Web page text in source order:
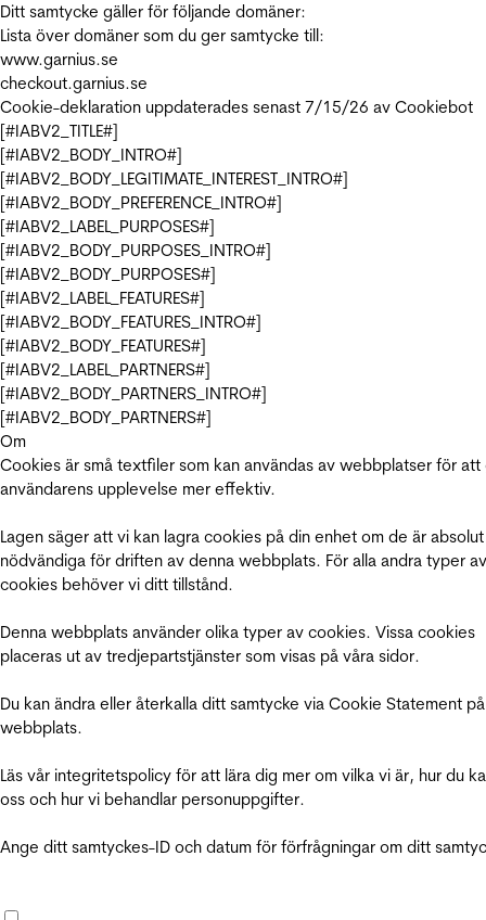
Ditt samtycke gäller för följande domäner:
Lista över domäner som du ger samtycke till:
www.garnius.se
checkout.garnius.se
Cookie-deklaration uppdaterades senast 7/15/26 av Cookiebot
[#IABV2_TITLE#]
[#IABV2_BODY_INTRO#]
[#IABV2_BODY_LEGITIMATE_INTEREST_INTRO#]
[#IABV2_BODY_PREFERENCE_INTRO#]
[#IABV2_LABEL_PURPOSES#]
[#IABV2_BODY_PURPOSES_INTRO#]
[#IABV2_BODY_PURPOSES#]
[#IABV2_LABEL_FEATURES#]
[#IABV2_BODY_FEATURES_INTRO#]
[#IABV2_BODY_FEATURES#]
[#IABV2_LABEL_PARTNERS#]
[#IABV2_BODY_PARTNERS_INTRO#]
[#IABV2_BODY_PARTNERS#]
Om
Cookies är små textfiler som kan användas av webbplatser för att
användarens upplevelse mer effektiv.
Lagen säger att vi kan lagra cookies på din enhet om de är absolut
nödvändiga för driften av denna webbplats. För alla andra typer av
cookies behöver vi ditt tillstånd.
Denna webbplats använder olika typer av cookies. Vissa cookies
placeras ut av tredjepartstjänster som visas på våra sidor.
Du kan ändra eller återkalla ditt samtycke via Cookie Statement
webbplats.
Läs vår integritetspolicy för att lära dig mer om vilka vi är, hur du
oss och hur vi behandlar personuppgifter.
Ange ditt samtyckes-ID och datum för förfrågningar om ditt